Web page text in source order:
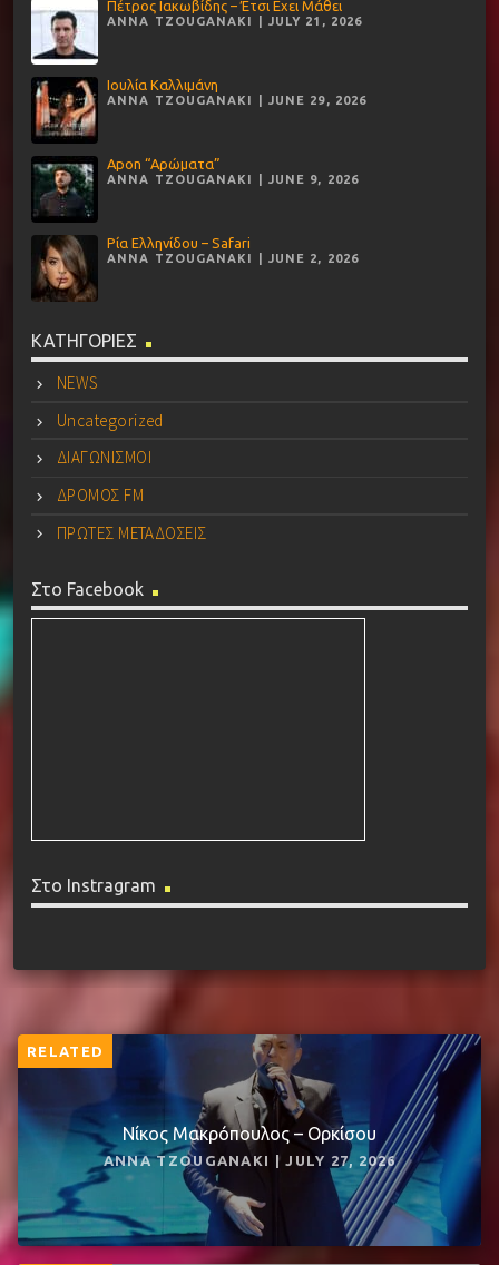
Πέτρος Ιακωβίδης – Έτσι Εχει Μάθει
ANNA TZOUGANAKI | JULY 21, 2026
Ιουλία Καλλιμάνη
ANNA TZOUGANAKI | JUNE 29, 2026
Apon “Αρώματα”
ANNA TZOUGANAKI | JUNE 9, 2026
Ρία Ελληνίδου – Safari
ANNA TZOUGANAKI | JUNE 2, 2026
ΚΑΤΗΓΟΡΙΕΣ
NEWS
Uncategorized
ΔΙΑΓΩΝΙΣΜΟΙ
ΔΡΟΜΟΣ FM
ΠΡΩΤΕΣ ΜΕΤΑΔΟΣΕΙΣ
Στο Facebook
Στο Instragram
RELATED
Νίκος Μακρόπουλος – Ορκίσου
ANNA TZOUGANAKI | JULY 27, 2026